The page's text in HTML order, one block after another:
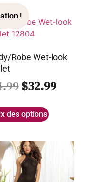
Robe Wet-look
$32.99
des options